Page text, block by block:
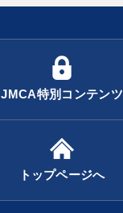
JMCA特別コンテンツ
トップページへ